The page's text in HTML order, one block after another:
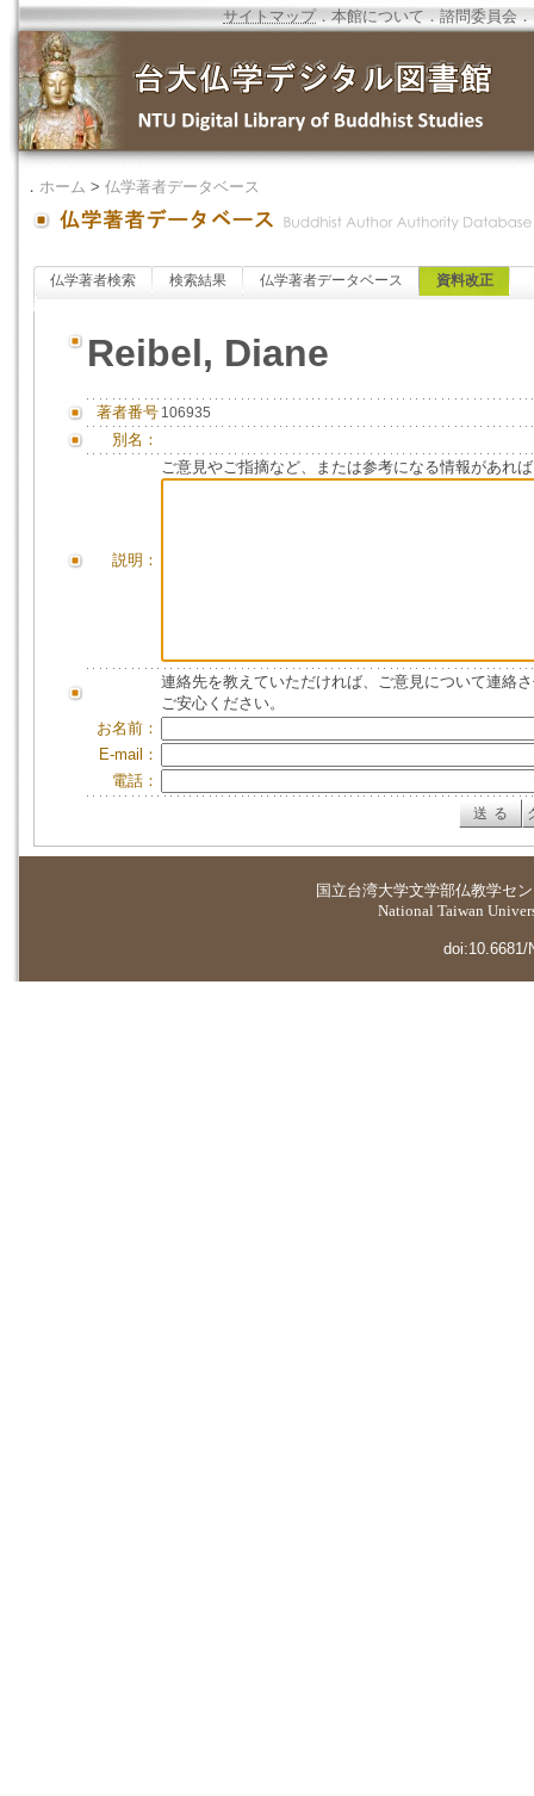
サイトマップ．本館について ．諮問委員会 ．
． ホーム > 仏学著者データベース
仏学著者検索 検索結果 仏学著者データベース 資料改正
Reibel, Diane
著者番号 106935
別名：
説明：
ご意見やご指摘など、または参考になる情報があれ
連絡先を教えていただければ、ご意見について連絡
ご安心ください。
お名前：
E-mail：
電話：
国立台湾大学文学部仏教学セ
National Taiwan
doi:10.6681/